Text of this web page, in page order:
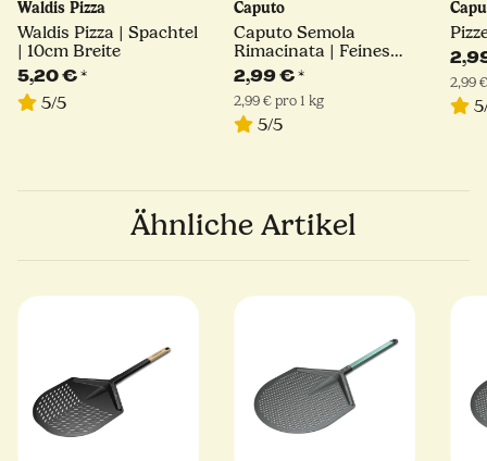
Waldis Pizza
Waldis Pizza | Spachtel
| 10cm Breite
5,20 €*
5/5
Caputo
Caputo Semola
Rimacinata | Feines
Hartweizengrieß | 1kg
2,99 €*
2,99 € pro 1 kg
5/5
2,99
Ähnliche Artikel